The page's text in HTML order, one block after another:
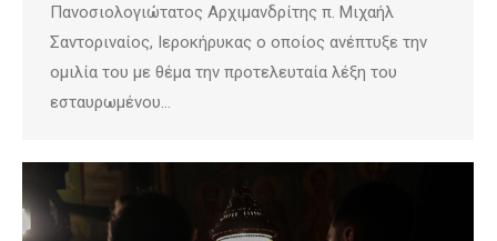
Πανοσιολογιώτατος Αρχιμανδρίτης π. Μιχαήλ
Σαντοριναίος, Ιεροκήρυκας ο οποίος ανέπτυξε την
ομιλία του με θέμα την προτελευταία λέξη του
εσταυρωμένου…